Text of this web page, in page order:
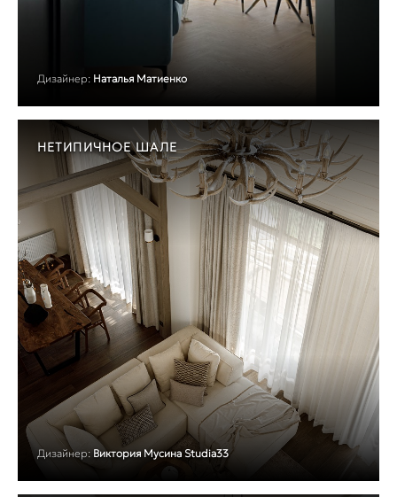
Дизайнер: Наталья Матиенко
НЕТИПИЧНОЕ ШАЛЕ
Дизайнер: Виктория Мусина Studia33